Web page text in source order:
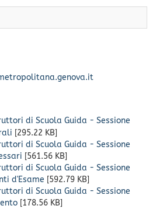
di Scuola Guida - Sessione
[295.22 KB]
di Scuola Guida - Sessione
[561.56 KB]
di Scuola Guida - Sessione
d'Esame [592.79 KB]
di Scuola Guida - Sessione
[178.56 KB]